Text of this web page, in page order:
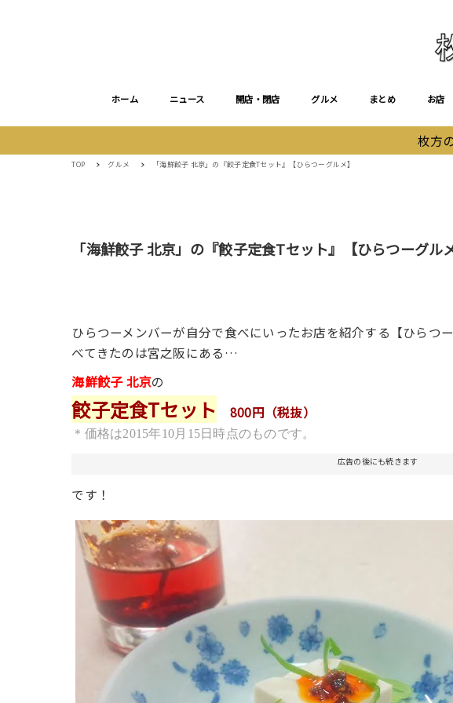
ホーム ニュース 開店・閉店 グルメ まとめ お店
枚方
TOP グルメ 「海鮮餃子 北京」の『餃子定食Tセット』【ひらつーグルメ】
「海鮮餃子 北京」の『餃子定食Tセット』【ひらつーグル
ひらつーメンバーが自分で食べにいったお店を紹介する【ひらつ
べてきたのは宮之阪にある…
海鮮餃子 北京の
餃子定食Tセット 800円（税抜）
＊価格は2015年10月15日時点のものです。
広告の後にも続きます
です！